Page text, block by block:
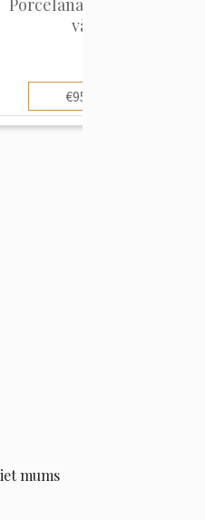
Porcelāna dekoratīvā
vāze
€950.00